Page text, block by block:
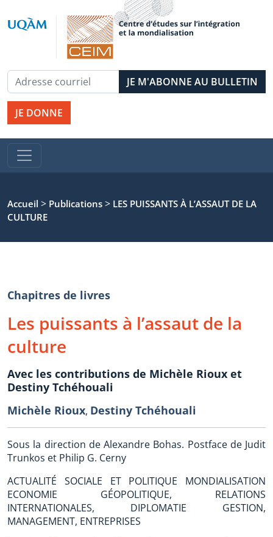
JE DONNE
Accueil > Publications > LES PUISSANTS À L’ASSAUT DE LA
CULTURE
Chapitres de livres
Les puissants à l’assaut de la
culture
Avec les contributions de Michèle Rioux et
Destiny Tchéhouali
Michèle Rioux, Destiny Tchéhouali
Sous la direction de Alexandre Bohas. Postface de Judit
Trunkos et Philip G. Cerny
ACTUALITÉ SOCIALE ET POLITIQUE MONDIALISATION
ECONOMIE GÉOPOLITIQUE, RELATIONS
INTERNATIONALES, DIPLOMATIE GESTION,
MANAGEMENT, ENTREPRISES